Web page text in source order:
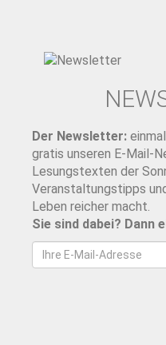
Der Newsletter:
gratis unseren E-Mail-
Lesungstexten der
Veranstaltungstipps
Leben reicher macht.
Sie sind dabei? Dann